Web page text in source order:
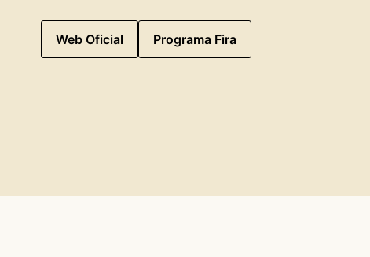
Web Oficial Programa Fira